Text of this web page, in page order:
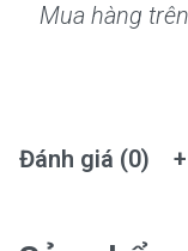
Mua hàng
Đánh giá (0)